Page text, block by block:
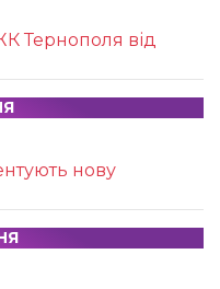
Тернополя від
нову